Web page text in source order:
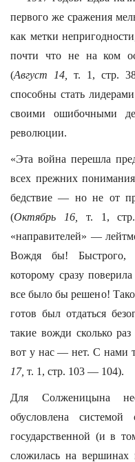
первого же сражения
как метки
почти что не на ком
(Август 14,
т. 1, стр.
способны стать
своими ошибочными
революции.
«Эта война перешла
всех прежних
бедствие — но не от
(Октябрь 16,
т. 1, стр.
«направителей» —
Вождя бы! Быстрого,
которому сразу
все было бы решено!
готов был отдаться
такие вожди сколько
вот у нас — нет. С нами
17, т. 1, стр. 103 — 104).
Для Солженицына
обусловлена
государственной (и в
сложилась на